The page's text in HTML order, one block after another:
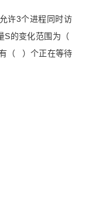
许3个进程同时访
S的变化范围为（
（ ）个正在等待